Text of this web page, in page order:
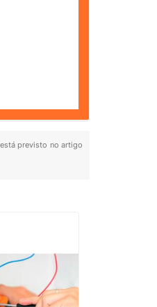
previsto no artigo